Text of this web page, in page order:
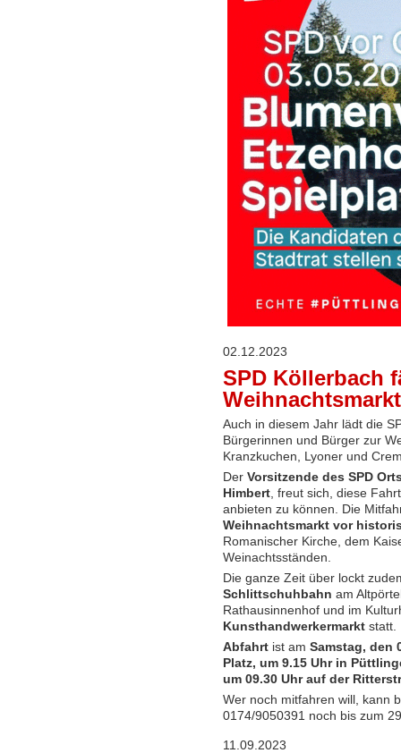
02.12.2023
SPD Köllerbach
Auch in diesem Jahr lädt die
Bürgerinnen und Bürger zur
Kranzkuchen, Lyoner und
Der Vorsitzende des SPD
Himbert, freut sich, diese
anbieten zu können. Die
Weihnachtsmarkt vor
Romanischer Kirche, dem
Weinachtsständen.
Die ganze Zeit über lockt
Schlittschuhbahn am
Rathausinnenhof und im
Kunsthandwerkermarkt statt.
Abfahrt ist am Samstag, den
Platz, um 9.15 Uhr in
um 09.30 Uhr auf der
Wer noch mitfahren will, kann
0174/9050391 noch bis zum
11.09.2023